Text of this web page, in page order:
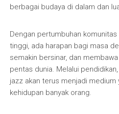
berbagai budaya di dalam dan
Dengan pertumbuhan
tinggi, ada harapan bagi masa
semakin bersinar, dan
pentas dunia. Melalui
jazz akan terus menjadi medium
kehidupan banyak orang.